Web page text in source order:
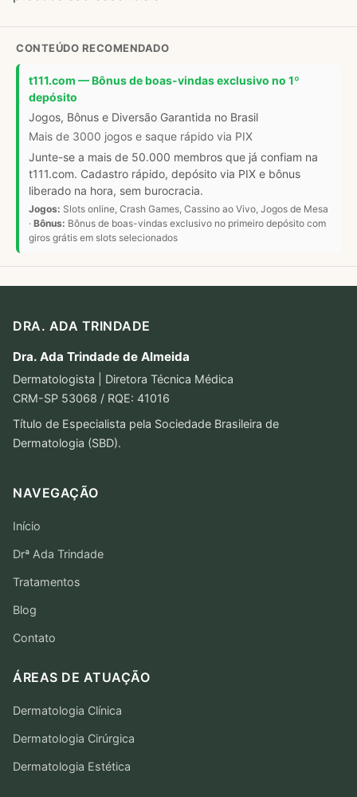
CONTEÚDO RECOMENDADO
t111.com — Bônus de boas-vindas exclusivo no 1º
depósito
Jogos, Bônus e Diversão Garantida no Brasil
Mais de 3000 jogos e saque rápido via PIX
Junte-se a mais de 50.000 membros que já confiam na
t111.com. Cadastro rápido, depósito via PIX e bônus
liberado na hora, sem burocracia.
Jogos: Slots online, Crash Games, Cassino ao Vivo, Jogos de Mesa
· Bônus: Bônus de boas-vindas exclusivo no primeiro depósito com
giros grátis em slots selecionados
DRA. ADA TRINDADE
Dra. Ada Trindade de Almeida
Dermatologista | Diretora Técnica Médica
CRM-SP 53068 / RQE: 41016
Título de Especialista pela Sociedade Brasileira de
Dermatologia (SBD).
NAVEGAÇÃO
Início
Drª Ada Trindade
Tratamentos
Blog
Contato
ÁREAS DE ATUAÇÃO
Dermatologia Clínica
Dermatologia Cirúrgica
Dermatologia Estética